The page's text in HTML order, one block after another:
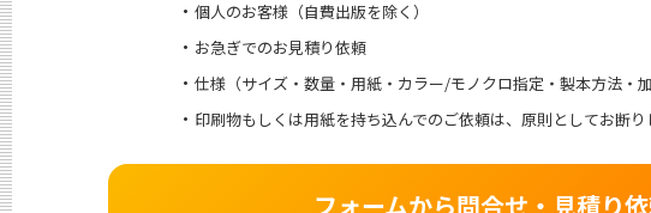
個人のお客様（自費出版を除く）
お急ぎでのお見積り依頼
仕様（サイズ・数量・用紙・カラー/モノクロ指定・製本方法・
印刷物もしくは用紙を持ち込んでのご依頼は、原則としてお断
フォームから問合せ・見積り